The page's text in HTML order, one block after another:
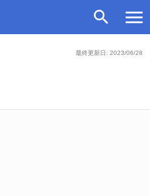
最終更新日: 2023/06/28